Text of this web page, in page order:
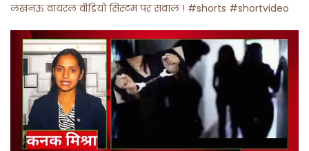
लखनऊ वायरल वीडियो सिस्टम पर सवाल ! #shorts #shortvideo